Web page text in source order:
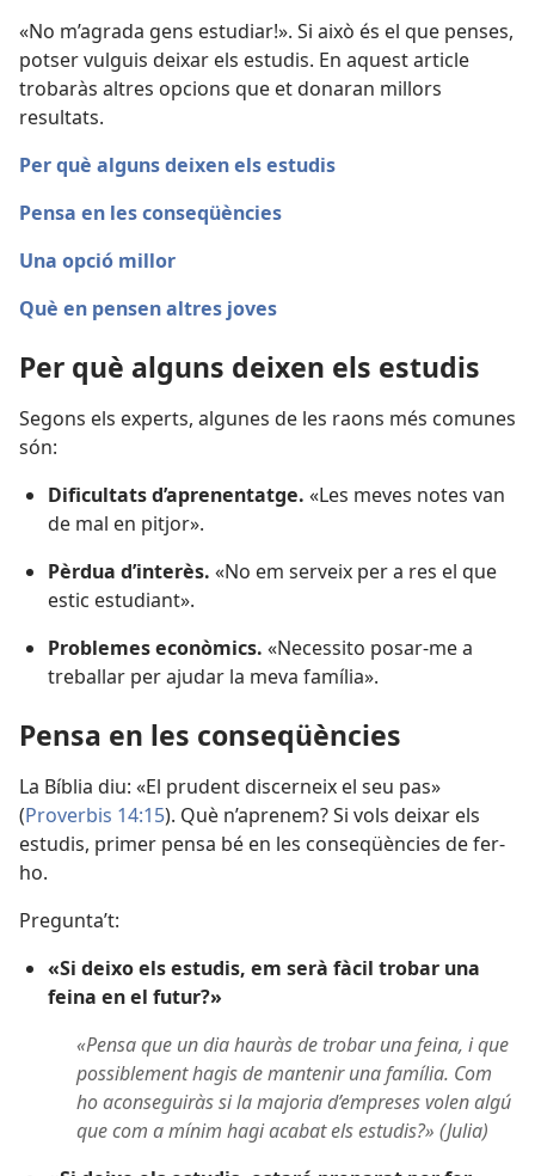
«No m’agrada gens estudiar!». Si això és el que penses,
potser vulguis deixar els estudis. En aquest article
trobaràs altres opcions que et donaran millors
resultats.
Per què alguns deixen els estudis
Pensa en les conseqüències
Una opció millor
Què en pensen altres joves
Per què alguns deixen els estudis
Segons els experts, algunes de les raons més comunes
són:
Dificultats d’aprenentatge. «Les meves notes van
de mal en pitjor».
Pèrdua d’interès. «No em serveix per a res el que
estic estudiant».
Problemes econòmics. «Necessito posar-me a
treballar per ajudar la meva família».
Pensa en les conseqüències
La Bíblia diu: «El prudent discerneix el seu pas»
(Proverbis 14:15). Què n’aprenem? Si vols deixar els
estudis, primer pensa bé en les conseqüències de fer-
ho.
Pregunta’t:
«Si deixo els estudis, em serà fàcil trobar una
feina en el futur?»
«Pensa que un dia hauràs de trobar una feina, i que
possiblement hagis de mantenir una família. Com
ho aconseguiràs si la majoria d’empreses volen algú
que com a mínim hagi acabat els estudis?» (Julia)